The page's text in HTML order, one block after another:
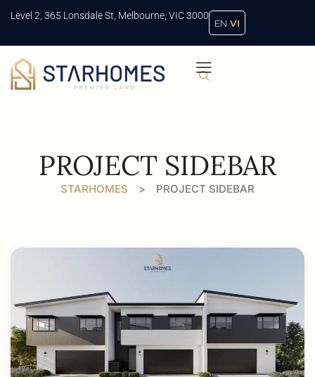
Level 2, 365 Lonsdale St, Melbourne, VIC 3000
EN VI
PROJECT SIDEBAR
STARHOMES > PROJECT SIDEBAR